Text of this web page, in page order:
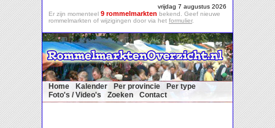
vrijdag 7 augustus 2026
Er zijn momenteel 9 rommelmarkten bekend. Geef nieuwe
rommelmarkten of wijzigingen door via het formulier.
Home Kalender Per provincie
Per type
Foto's / Video's
Zoeken Contact